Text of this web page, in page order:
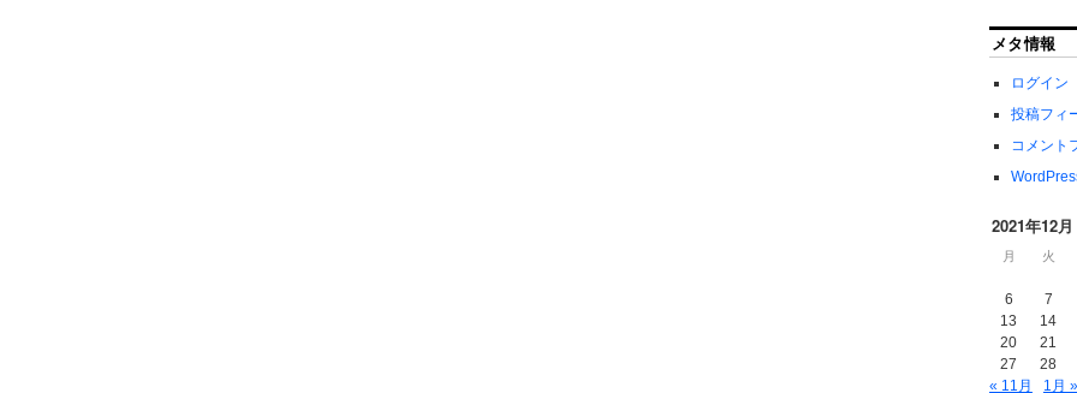
メタ情報
ログイン
投稿フィ
コメント
2021年12月
月 火
6
7
13
14
20
21
27
28
« 11月
1月 »